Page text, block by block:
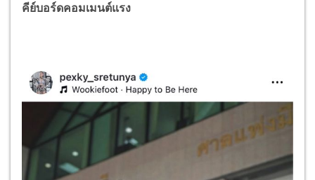
คีย์บอร์ดคอมเมนต์แรง